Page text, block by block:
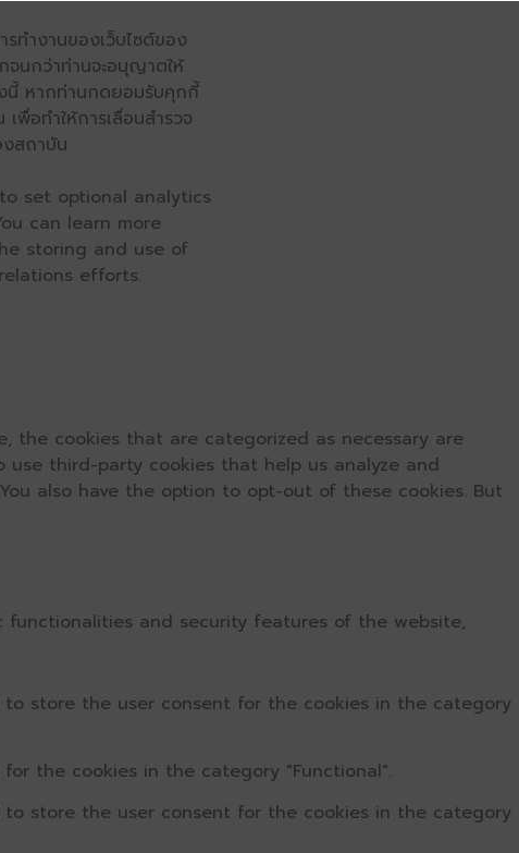
ทำงานของเว็บไซต์ของ
จนกว่าท่านจะอนุญาตให้
นี้ หากท่านกดยอมรับคุกกี้
พื่อทำให้การเลื่อนสำรวจ
งสถาบัน
set optional analytics
can learn more
storing and use of
efforts.
the cookies that are categorized as necessary are
third-party cookies that help us analyze and
also have the option to opt-out of these cookies. But
functionalities and security features of the website,
to store the user consent for the cookies in the category
the cookies in the category "Functional".
to store the user consent for the cookies in the category